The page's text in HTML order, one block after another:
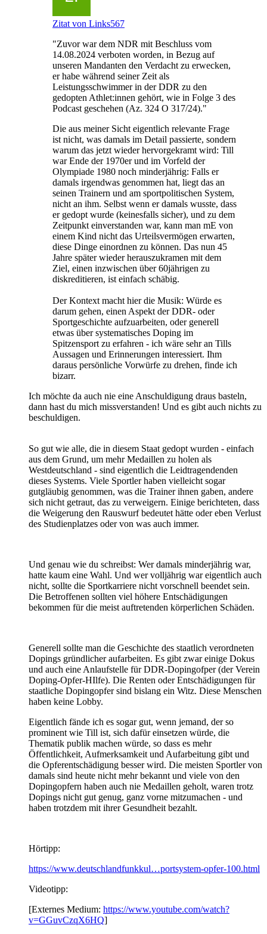
Zitat von Links567
"Zuvor war dem NDR mit Beschluss vom
14.08.2024 verboten worden, in Bezug auf
unseren Mandanten den Verdacht zu erwecken,
er habe während seiner Zeit als
Leistungsschwimmer in der DDR zu den
gedopten Athlet:innen gehört, wie in Folge 3 des
Podcast geschehen (Az. 324 O 317/24)."
Die aus meiner Sicht eigentlich relevante Frage
ist nicht, was damals im Detail passierte, sondern
warum das jetzt wieder hervorgekramt wird: Till
war Ende der 1970er und im Vorfeld der
Olympiade 1980 noch minderjährig: Falls er
damals irgendwas genommen hat, liegt das an
seinen Trainern und am sportpolitischen System,
nicht an ihm. Selbst wenn er damals wusste, dass
er gedopt wurde (keinesfalls sicher), und zu dem
Zeitpunkt einverstanden war, kann man mE von
einem Kind nicht das Urteilsvermögen erwarten,
diese Dinge einordnen zu können. Das nun 45
Jahre später wieder herauszukramen mit dem
Ziel, einen inzwischen über 60jährigen zu
diskreditieren, ist einfach schäbig.
Der Kontext macht hier die Musik: Würde es
darum gehen, einen Aspekt der DDR- oder
Sportgeschichte aufzuarbeiten, oder generell
etwas über systematisches Doping im
Spitzensport zu erfahren - ich wäre sehr an Tills
Aussagen und Erinnerungen interessiert. Ihm
daraus persönliche Vorwürfe zu drehen, finde ich
bizarr.
Ich möchte da auch nie eine Anschuldigung draus basteln,
dann hast du mich missverstanden! Und es gibt auch nichts zu
beschuldigen.
So gut wie alle, die in diesem Staat gedopt wurden - einfach
aus dem Grund, um mehr Medaillen zu holen als
Westdeutschland - sind eigentlich die Leidtragendenden
dieses Systems. Viele Sportler haben vielleicht sogar
gutgläubig genommen, was die Trainer ihnen gaben, andere
sich nicht getraut, das zu verweigern. Einige berichteten, dass
die Weigerung den Rauswurf bedeutet hätte oder eben Verlust
des Studienplatzes oder von was auch immer.
Und genau wie du schreibst: Wer damals minderjährig war,
hatte kaum eine Wahl. Und wer volljährig war eigentlich auch
nicht, sollte die Sportkarriere nicht vorschnell beendet sein.
Die Betroffenen sollten viel höhere Entschädigungen
bekommen für die meist auftretenden körperlichen Schäden.
Generell sollte man die Geschichte des staatlich verordneten
Dopings gründlicher aufarbeiten. Es gibt zwar einige Dokus
und auch eine Anlaufstelle für DDR-Dopingofper (der Verein
Doping-Opfer-HIlfe). Die Renten oder Entschädigungen für
staatliche Dopingopfer sind bislang ein Witz. Diese Menschen
haben keine Lobby.
Eigentlich fände ich es sogar gut, wenn jemand, der so
prominent wie Till ist, sich dafür einsetzen würde, die
Thematik publik machen würde, so dass es mehr
Öffentlichkeit, Aufmerksamkeit und Aufarbeitung gibt und
die Opferentschädigung besser wird. Die meisten Sportler von
damals sind heute nicht mehr bekannt und viele von den
Dopingopfern haben auch nie Medaillen geholt, waren trotz
Dopings nicht gut genug, ganz vorne mitzumachen - und
haben trotzdem mit ihrer Gesundheit bezahlt.
Hörtipp:
https://www.deutschlandfunkkul…portsystem-opfer-100.html
Videotipp:
[Externes Medium: https://www.youtube.com/watch?
v=GGuvCzqX6HQ]